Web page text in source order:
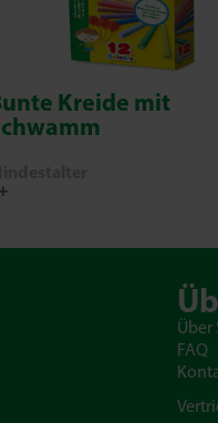
Kreide mit
Über
FAQ